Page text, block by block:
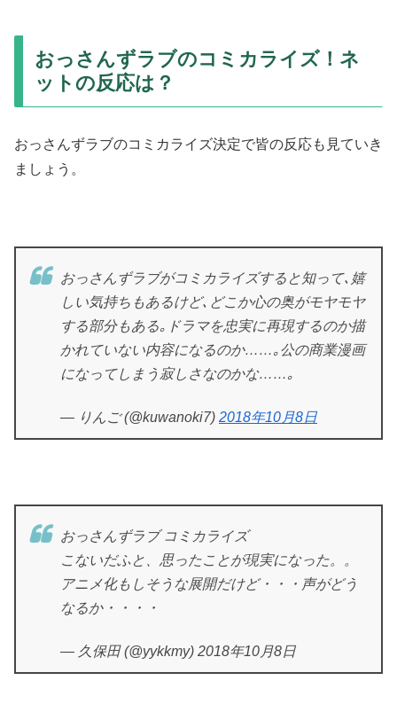
おっさんずラブのコミカライズ！ネ
ットの反応は？
おっさんずラブのコミカライズ決定で皆の反応も見ていき
ましょう。
おっさんずラブがコミカライズすると知って､嬉
しい気持ちもあるけど､どこか心の奥がモヤモヤ
する部分もある｡ドラマを忠実に再現するのか描
かれていない内容になるのか……｡公の商業漫画
になってしまう寂しさなのかな……｡
— りんご (@kuwanoki7) 2018年10月8日
おっさんずラブ コミカライズ
こないだふと、思ったことが現実になった。。
アニメ化もしそうな展開だけど・・・声がどう
なるか・・・・
— 久保田 (@yykkmy) 2018年10月8日